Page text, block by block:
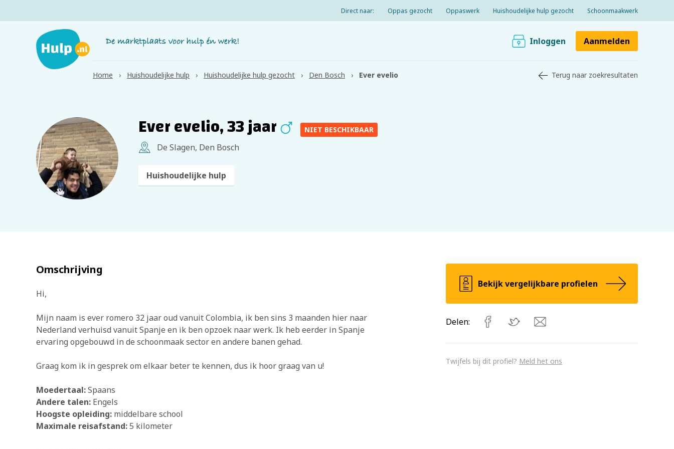
Direct naar: Oppas gezocht Oppaswerk Huishoudelijke hulp gezocht Schoonmaakwerk
Inloggen Aanmelden
Home Huishoudelijke hulp Huishoudelijke hulp gezocht Den Bosch Ever evelio Terug naar zoekresultaten
Ever evelio, 33 jaar NIET BESCHIKBAAR
De Slagen, Den Bosch
Huishoudelijke hulp
Omschrijving
Hi,
Mijn naam is ever romero 32 jaar oud vanuit Colombia, ik ben sins 3 maanden hier naar
Nederland verhuisd vanuit Spanje en ik ben opzoek naar werk. Ik heb eerder in Spanje
ervaring opgebouwd in de schoonmaak sector en andere banen gehad.
Graag kom ik in gesprek om elkaar beter te kennen, dus ik hoor graag van u!
Moedertaal:Spaans
Andere talen: Engels
Hoogste opleiding: middelbare school
Maximale reisafstand:5 kilometer
Bekijk vergelijkbare profielen
Delen:
Twijfels bij dit profiel? Meld het ons